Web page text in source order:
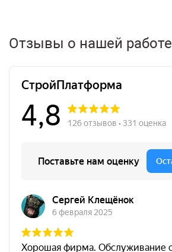
Отзывы о нашей работе